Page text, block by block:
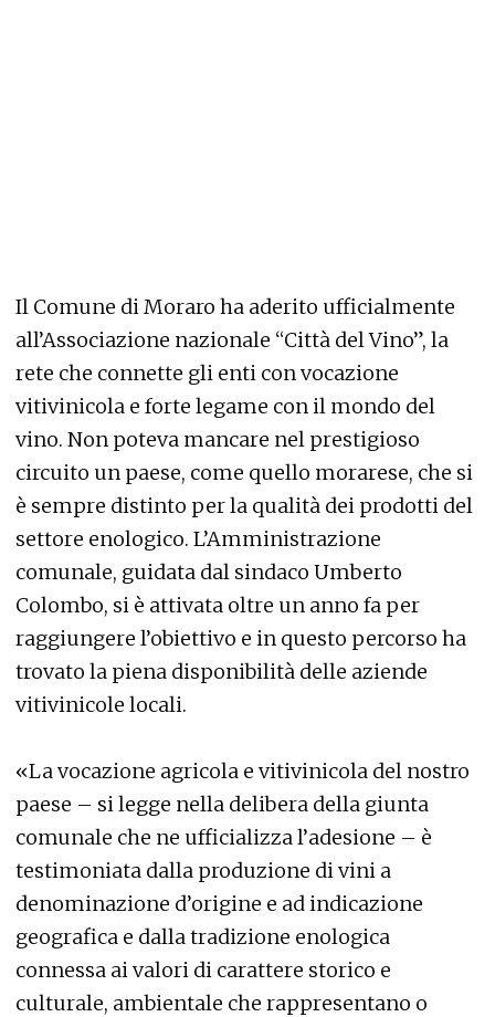
Il Comune di Moraro ha aderito ufficialmente
all’Associazione nazionale “Città del Vino”, la
rete che connette gli enti con vocazione
vitivinicola e forte legame con il mondo del
vino. Non poteva mancare nel prestigioso
circuito un paese, come quello morarese, che si
è sempre distinto per la qualità dei prodotti del
settore enologico. L’Amministrazione
comunale, guidata dal sindaco Umberto
Colombo, si è attivata oltre un anno fa per
raggiungere l’obiettivo e in questo percorso ha
trovato la piena disponibilità delle aziende
vitivinicole locali.
«La vocazione agricola e vitivinicola del nostro
paese – si legge nella delibera della giunta
comunale che ne ufficializza l’adesione – è
testimoniata dalla produzione di vini a
denominazione d’origine e ad indicazione
geografica e dalla tradizione enologica
connessa ai valori di carattere storico e
culturale, ambientale che rappresentano o